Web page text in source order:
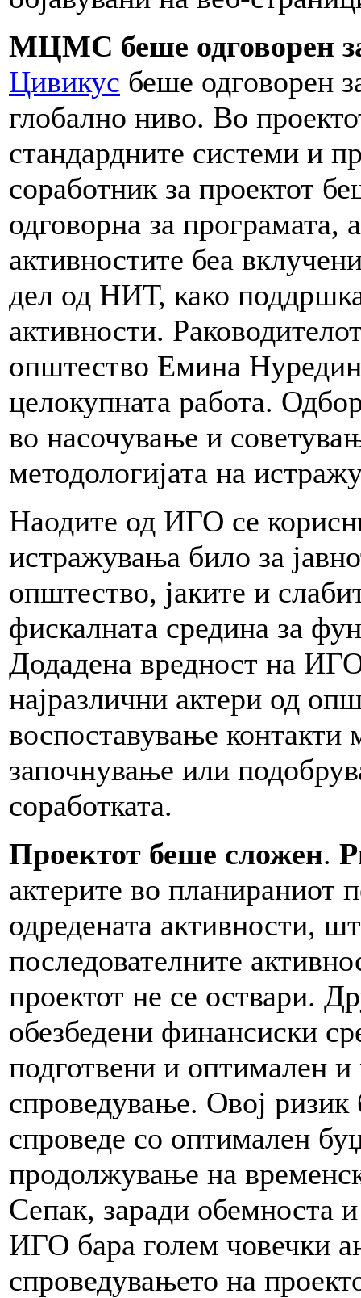
МЦМС беше одговорен
Цивикус беше одговорен
глобално ниво. Во
стандардните системи и
соработник за проектот
одговорна за програмата,
активностите беа
дел од НИТ, како
активности.
општество Емина
целокупната работа.
во насочување и
методологијата на
Наодите од ИГО се
истражувања било за
општество, јаките и
фискалната средина за
Додадена вредност на
најразлични актери од
воспоставување контакти
започнување или
соработката.
Проектот беше сложен.
актерите во планираниот
одредената активности,
последователните
проектот не се оствари.
обезбедени финансиски
подготвени и оптимален
спроведување. Овој
спроведе со оптимален
продолжување на
Сепак, заради обемноста
ИГО бара голем човечки
спроведувањето на